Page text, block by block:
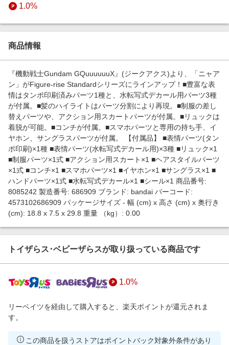
インテリア・寝具
ペット・花・DIY・車
金融・マネー・保険
デジタルコンテンツ
ビジネス・その他サービス
わくわく夏特集
とことん買い物チャレンジ
Apple公式サイト×楽天カード分割払い
Qoo10メガポ
Samsung ボーナスキャンペーン
週末の高還元 夏の長期版
1.0%
商品情報
『機動戦士Gundam GQuuuuuuX』(ジークアクス)より、「ニャア
ン」がFigure-rise Standardシリーズにラインアップ！■豊富な表
情はタンポ印刷済みパーツ1種と、水転写式デカール用パーツ3種
が付属。■髪のハイライトはパーツ分割により再現。■制服の差し
替えパーツや、アクション用スカートパーツが付属。■リュックは
着脱が可能。■コンチが付属。■スマホパーツと専用の持ち手、イ
ヤホン、サングラスパーツが付属。 【付属品】 ■表情パーツ(タン
ポ印刷)×1種 ■表情パーツ(水転写式デカール用)×3種 ■リュック×1
■制服パーツ×1式 ■アクション用スカート×1 ■ヘアスタイルパーツ
×1式 ■コンチ×1 ■スマホパーツ×1 ■イヤホン×1 ■サングラス×1 ■
ハンドパーツ×1式 ■水転写式デカール×1 ■シール×1 商品番号:
8085242 製造番号: 686909 ブランド: bandai バーコード:
4573102686909 パッケージサイズ - 幅 (cm) x 高さ (cm) x 奥行き
(cm): 18.8 x 7.5 x 29.8 重量 （kg）: 0.00
トイザらス･ベビーザらスが取り扱っている商品です
1.0%
リーベイツを経由して購入すると、楽天ポイントが還元されま
す。
この商品を扱うストアはポイントバック対象外条件があり